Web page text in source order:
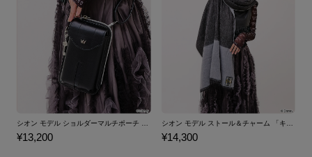
¥13,200 ¥14,300